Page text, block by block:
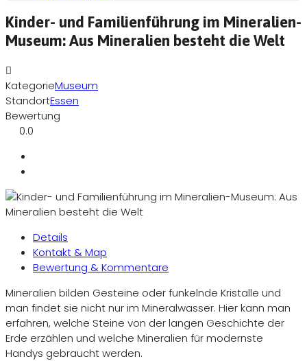
Kinder- und Familienführung im Mineralien-
Museum: Aus Mineralien besteht die Welt
KategorieMuseum
StandortEssen
Bewertung
0.0
Details
Kontakt & Map
Bewertung & Kommentare
Mineralien bilden Gesteine oder funkelnde Kristalle und
man findet sie nicht nur im Mineralwasser. Hier kann man
erfahren, welche Steine von der langen Geschichte der
Erde erzählen und welche Mineralien für modernste
Handys gebraucht werden.